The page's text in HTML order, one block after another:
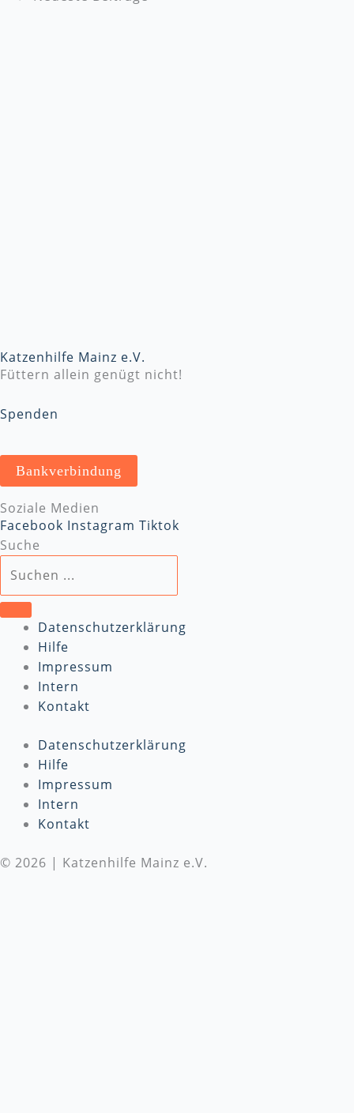
Katzenhilfe Mainz e.V.
Füttern allein genügt nicht!
Spenden
Bankverbindung
Soziale Medien
Facebook Instagram Tiktok
Suche
Datenschutzerklärung
Hilfe
Impressum
Intern
Kontakt
Datenschutzerklärung
Hilfe
Impressum
Intern
Kontakt
© 2026 | Katzenhilfe Mainz e.V.